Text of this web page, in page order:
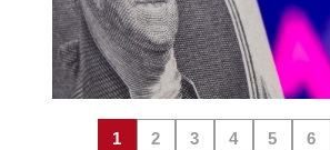
1 2 3 4 5 6